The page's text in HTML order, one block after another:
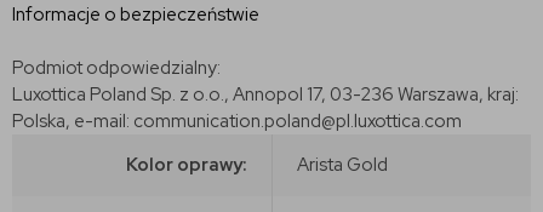
Informacje o bezpieczeństwie
Podmiot odpowiedzialny:
Luxottica Poland Sp. z o.o., Annopol 17, 03-236 Warszawa, kraj:
Polska, e-mail: communication.poland@pl.luxottica.com
Kolor oprawy:
Arista Gold